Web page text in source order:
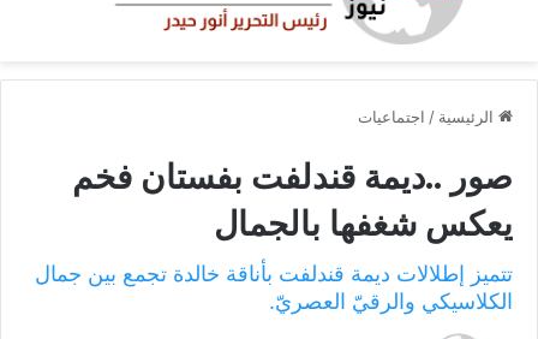
الرئيسية / اجتماعيات
صور ..ديمة قندلفت بفستان فخم
يعكس شغفها بالجمال
تتميز إطلالات ديمة قندلفت بأناقة خالدة تجمع بين جمال
الكلاسيكي والرقيّ العصريّ.